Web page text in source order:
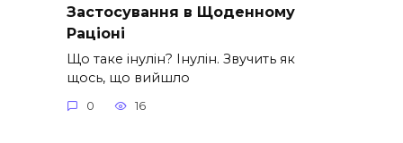
Застосування в Щоденному
Раціоні
Що таке інулін? Інулін. Звучить як
щось, що вийшло
0 16